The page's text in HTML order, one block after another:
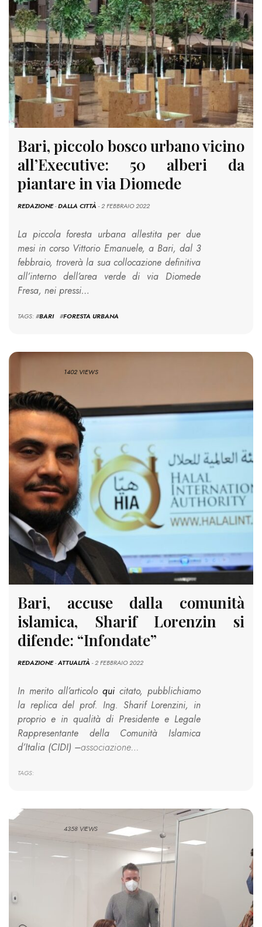
Bari, piccolo bosco urbano vicino
all’Executive: 50 alberi da
piantare in via Diomede
REDAZIONE-DALLA CITTÀ- 2 FEBBRAIO 2022
La piccola foresta urbana allestita per due
mesi in corso Vittorio Emanuele, a Bari, dal 3
febbraio, troverà la sua collocazione definitiva
all’interno dell’area verde di via Diomede
Fresa, nei pressi…
TAGS: #BARI #FORESTA URBANA
1402 VIEWS
Bari, accuse dalla comunità
islamica, Sharif Lorenzin si
difende: “Infondate”
REDAZIONE-ATTUALITÀ- 2 FEBBRAIO 2022
In merito all’articolo qui citato, pubblichiamo
la replica del prof. Ing. Sharif Lorenzini, in
proprio e in qualità di Presidente e Legale
Rappresentante della Comunità Islamica
d’Italia (CIDI) –associazione…
TAGS:
4358 VIEWS